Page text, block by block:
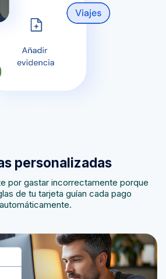
personalizadas
por gastar incorrectamente porque
de tu tarjeta guían cada pago
automáticamente.